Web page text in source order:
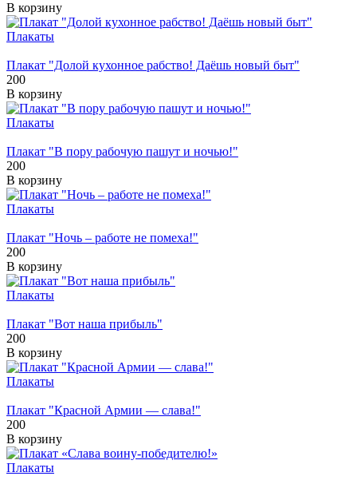
В корзину
Плакаты
Плакат "Долой кухонное рабство! Даёшь новый быт"
200
В корзину
Плакаты
Плакат "В пору рабочую пашут и ночью!"
200
В корзину
Плакаты
Плакат "Ночь – работе не помеха!"
200
В корзину
Плакаты
Плакат "Вот наша прибыль"
200
В корзину
Плакаты
Плакат "Красной Армии — слава!"
200
В корзину
Плакаты